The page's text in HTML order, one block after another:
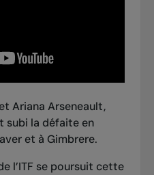
Ariana Arseneault,
subi la défaite en
et à Gimbrere.
l’ITF se poursuit cette